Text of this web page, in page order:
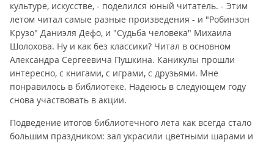
культуре, искусстве, - поделился юный читатель. - Этим
летом читал самые разные произведения - и "Робинзон
Крузо" Даниэля Дефо, и "Судьба человека" Михаила
Шолохова. Ну и как без классики? Читал в основном
Александра Сергеевича Пушкина. Каникулы прошли
интересно, с книгами, с играми, с друзьями. Мне
понравилось в библиотеке. Надеюсь в следующем году
снова участвовать в акции.
Подведение итогов библиотечного лета как всегда стало
большим праздником: зал украсили цветными шарами и